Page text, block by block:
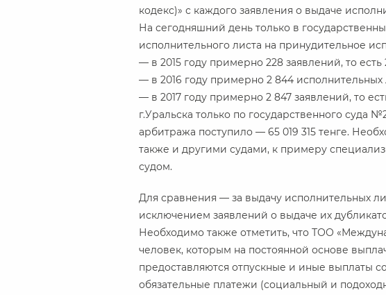
кодекс)» с каждого заявления о выдаче
На сегодняшний день только в
исполнительного листа на принудительное
— в 2015 году примерно 228 заявлений, то
— в 2016 году примерно 2 844 исполнительных
— в 2017 году примерно 2 847 заявлений, то
г.Уральска только по государственного суда
арбитража поступило — 65 019 315 тенге.
также и другими судами, к примеру
судом.
Для сравнения — за выдачу исполнительных
исключением заявлений о выдаче их
Необходимо также отметить, что ТОО
человек, которым на постоянной основе
предоставляются отпускные и иные выплаты
обязательные платежи (социальный и